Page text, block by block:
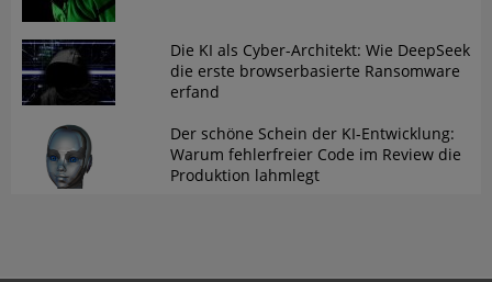
Die KI als Cyber-Architekt: Wie DeepSeek
die erste browserbasierte Ransomware
erfand
Der schöne Schein der KI-Entwicklung:
Warum fehlerfreier Code im Review die
Produktion lahmlegt